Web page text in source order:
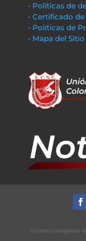
• Políticas de
• Certificado
• Políticas de
• Mapa del Sitio
©Unión Colegiada